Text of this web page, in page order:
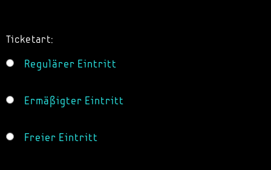
Ticketart:
Regulärer Eintritt
Ermäßigter Eintritt
Freier Eintritt